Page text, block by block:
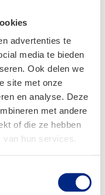
advertenties te
media te bieden
Ook delen we
site met onze
en analyse. Deze
met andere
of die ze hebben
hun services.